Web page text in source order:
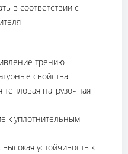
в соответствии с
трению
свойства
нагрузочная
к уплотнительным
устойчивость к